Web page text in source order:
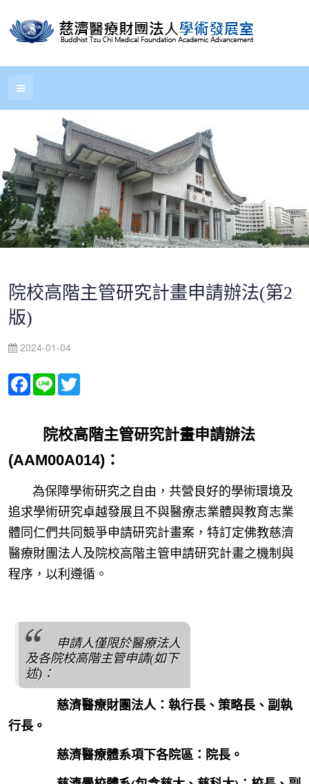
院校高階主管研究計畫申請辦法(第2
版)
2024-01-04
Facebook
Line
院校高階主管研究計畫申請辦法
(AAM00A014)：
為保障學術研究之自由，共營良好的學術環境及
追求學術研究卓越發展且不與醫療志業體與教育志業
體同仁們共同競爭申請研究計畫案，特訂定佛教慈濟
醫療財團法人及院校高階主管申請研究計畫之機制與
程序，以利遵循。
申請人僅限於醫療法人
及各院校高階主管申請(如下
述)：
慈濟醫療財團法人：執行長、策略長、副執
行長。
慈濟醫療體系項下各院區：院長。